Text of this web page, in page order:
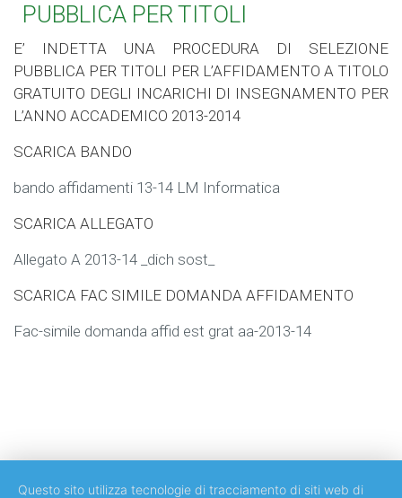
PUBBLICA PER TITOLI
E’ INDETTA UNA PROCEDURA DI SELEZIONE
PUBBLICA PER TITOLI PER L’AFFIDAMENTO A TITOLO
GRATUITO DEGLI INCARICHI DI INSEGNAMENTO PER
L’ANNO ACCADEMICO 2013-2014
SCARICA BANDO
bando affidamenti 13-14 LM Informatica
SCARICA ALLEGATO
Allegato A 2013-14 _dich sost_
SCARICA FAC SIMILE DOMANDA AFFIDAMENTO
Fac-simile domanda affid est grat aa-2013-14
Questo sito utilizza tecnologie di tracciamento di siti web di